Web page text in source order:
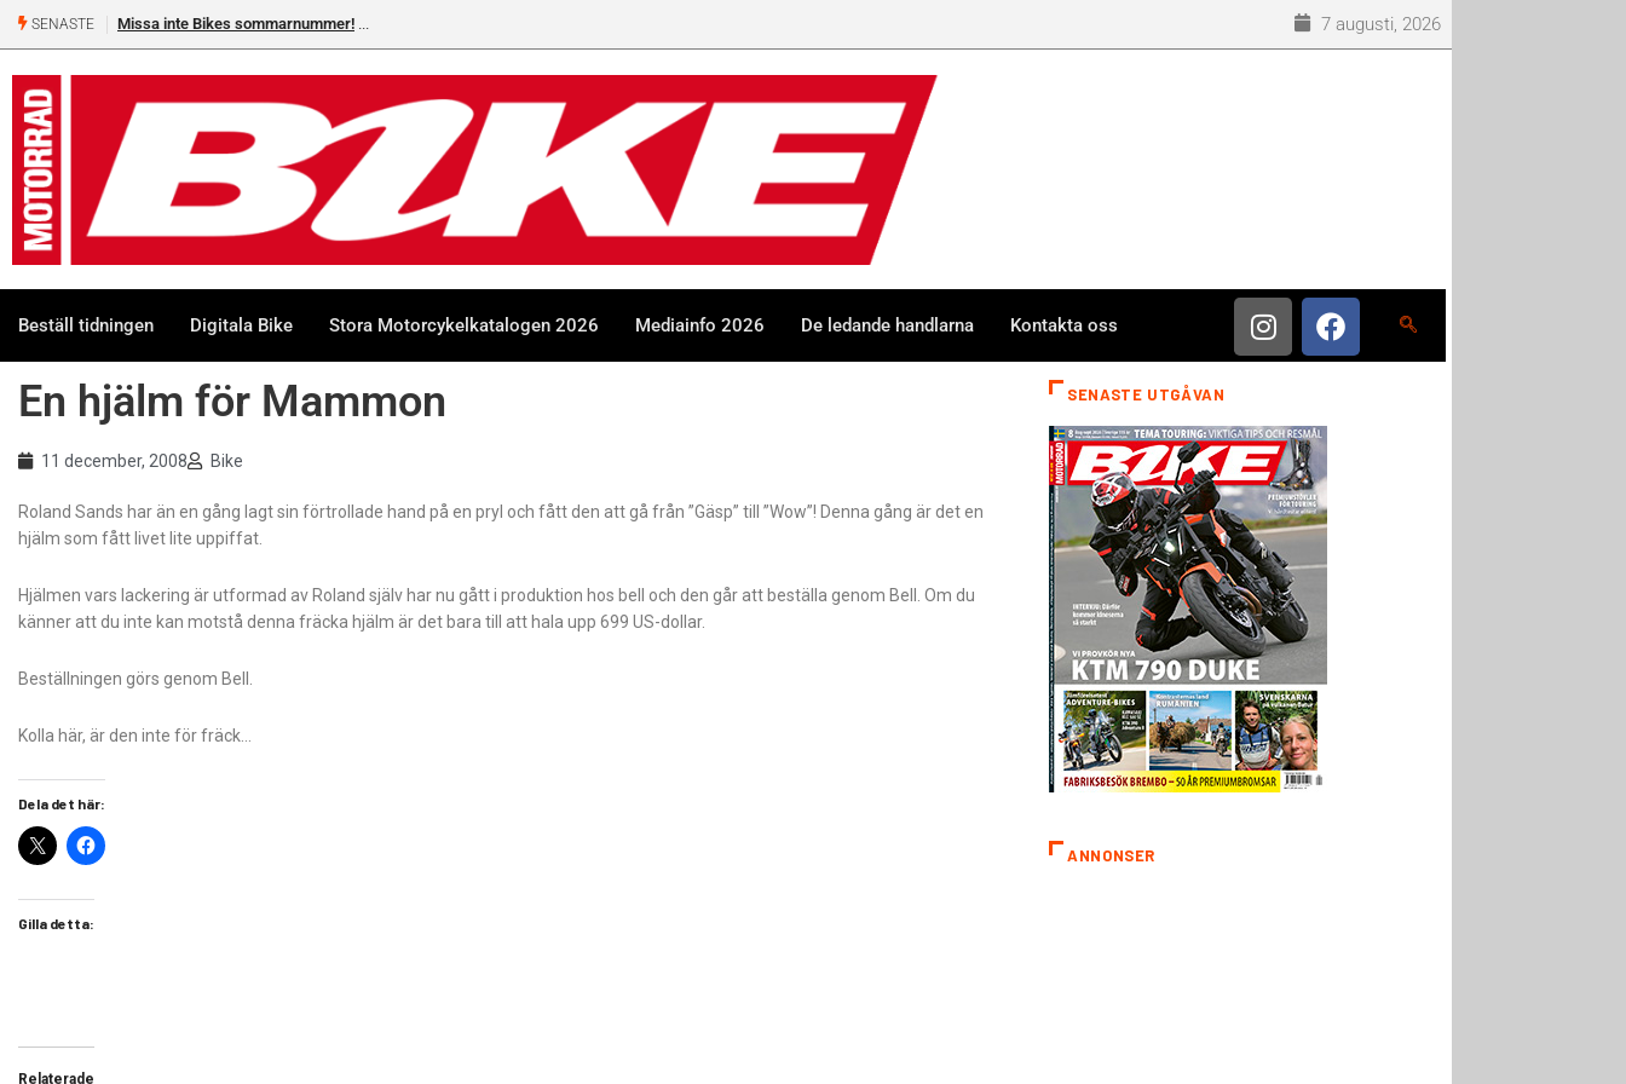
SENASTE Missa inte Bikes sommarnummer! 7 augusti, 2026
Beställ tidningen Digitala Bike Stora Motorcykelkatalogen 2026 Mediainfo 2026 De ledande handlarna Kontakta oss
En hjälm för Mammon
11 december, 2008 Bike
Roland Sands har än en gång lagt sin förtrollade hand på en pryl och fått den att gå från ”Gäsp” till ”Wow”! Denna gång är det en
hjälm som fått livet lite uppiffat.
Hjälmen vars lackering är utformad av Roland själv har nu gått i produktion hos bell och den går att beställa genom Bell. Om du
känner att du inte kan motstå denna fräcka hjälm är det bara till att hala upp 699 US-dollar.
Beställningen görs genom Bell.
Kolla här, är den inte för fräck…
Dela det här:
Gilla detta:
Relaterade
SENASTE UTGÅVAN
ANNONSER